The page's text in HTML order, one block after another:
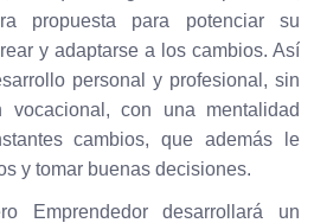
propuesta para potenciar su
y adaptarse a los cambios. Así
personal y profesional, sin
vocacional, con una mentalidad
cambios, que además le
y tomar buenas decisiones.
Emprendedor desarrollará un